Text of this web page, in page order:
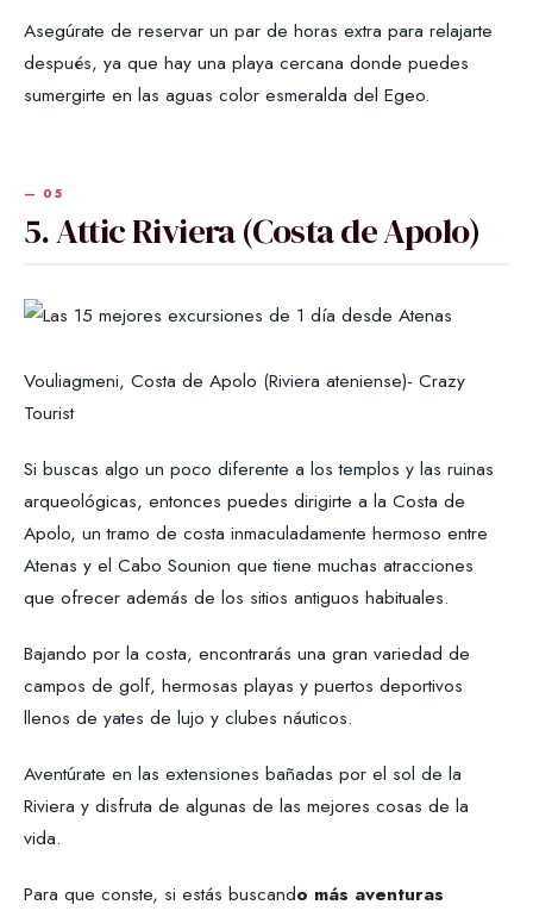
Asegúrate de reservar un par de horas extra para relajarte
después, ya que hay una playa cercana donde puedes
sumergirte en las aguas color esmeralda del Egeo.
5. Attic Riviera (Costa de Apolo)
Vouliagmeni, Costa de Apolo (Riviera ateniense)- Crazy
Tourist
Si buscas algo un poco diferente a los templos y las ruinas
arqueológicas, entonces puedes dirigirte a la Costa de
Apolo, un tramo de costa inmaculadamente hermoso entre
Atenas y el Cabo Sounion que tiene muchas atracciones
que ofrecer además de los sitios antiguos habituales.
Bajando por la costa, encontrarás una gran variedad de
campos de golf, hermosas playas y puertos deportivos
llenos de yates de lujo y clubes náuticos.
Aventúrate en las extensiones bañadas por el sol de la
Riviera y disfruta de algunas de las mejores cosas de la
vida.
Para que conste, si estás buscando más aventuras